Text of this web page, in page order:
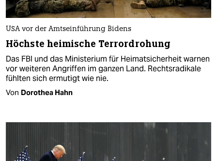
USA vor der Amtseinführung Bidens
Höchste heimische Terrordrohung
Das FBI und das Ministerium für Heimatsicherheit warnen
vor weiteren Angriffen im ganzen Land. Rechtsradikale
fühlten sich ermutigt wie nie.
Von Dorothea Hahn